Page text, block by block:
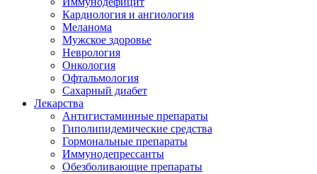
Кардиология и ангиология
Меланома
Мужское здоровье
Неврология
Онкология
Офтальмология
Сахарный диабет
Лекарства
Антигистаминные препараты
Гиполипидемические средства
Гормональные препараты
Иммунодепрессанты
Обезболивающие препараты